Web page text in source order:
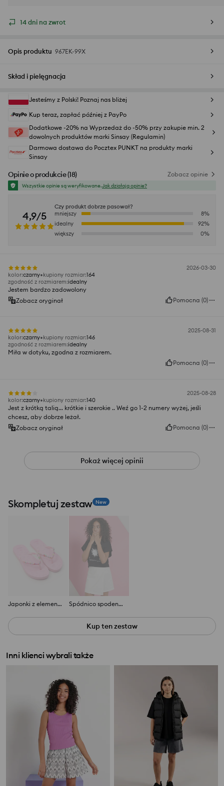
14 dni na zwrot
Opis produktu 967EK-99X
Skład i pielęgnacja
Jesteśmy z Polski! Poznaj nas bliżej
Kup teraz, zapłać później z PayPo
Dodatkowe -20% na Wyprzedaż do -50% przy zakupie min. 2
dowolnych produktów marki Sinsay (Regulamin)
Darmowa dostawa do Pocztex PUNKT na produkty marki
Sinsay
Opinie o produkcie(18) Zobacz opinie
Wszystkie opinie są weryfikowane.Jak działają opinie?
4,9/5
Czy produkt dobrze pasował?
mniejszy
8%
idealny
92%
większy
0%
2026-03-30
kolor:czarny kupiony rozmiar:164
zgodność z rozmiarem:idealny
Jestem bardzo zadowolony
Zobacz oryginał
Pomocna (0)
2025-08-31
kolor:czarny kupiony rozmiar:146
zgodność z rozmiarem:idealny
Miła w dotyku, zgodna z rozmiarem.
Pomocna (0)
2025-08-28
kolor:czarny kupiony rozmiar:140
Jest z krótką talią... krótkie i szerokie .. Weź go 1-2 numery wyżej, jeśli
chcesz, aby dobrze leżał.
Zobacz oryginał
Pomocna (0)
Pokaż więcej opinii
Skompletuj zestaw New
Japonki z elementami 3d Spódnico spodenki w klasycznej bieli
Kup ten zestaw
Inni klienci wybrali także